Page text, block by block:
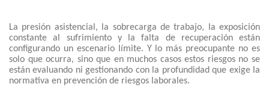
La presión asistencial, la sobrecarga de trabajo, la exposición
constante al sufrimiento y la falta de recuperación están
configurando un escenario límite. Y lo más preocupante no es
solo que ocurra, sino que en muchos casos estos riesgos no se
están evaluando ni gestionando con la profundidad que exige la
normativa en prevención de riesgos laborales.